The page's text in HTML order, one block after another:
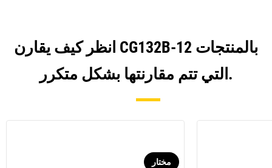
انظر كيف يقارن CG132B-12 بالمنتجات
التي تتم مقارنتها بشكل متكرر.
مختار